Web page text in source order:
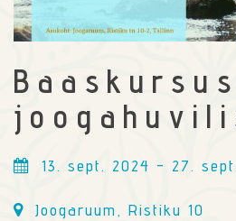
13. sept. 2024 - 27.
Joogaruum, Ristiku 10